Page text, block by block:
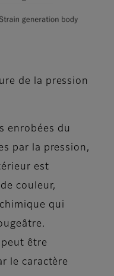
de la pression
enrobées du
par la pression,
est
couleur,
qui
être
le caractère